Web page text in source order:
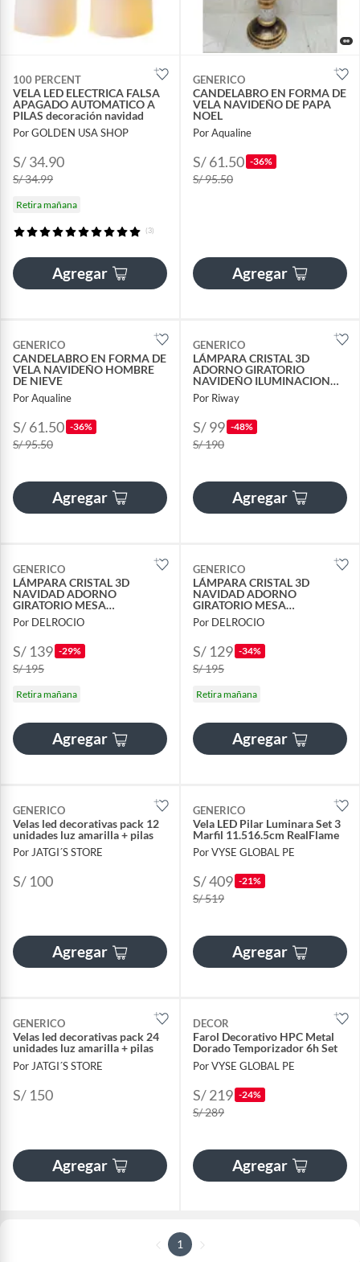
100 PERCENT
VELA LED ELECTRICA FALSA
APAGADO AUTOMATICO A
PILAS decoración navidad
Por GOLDEN USA SHOP
S/ 34.90
S/ 34.99
Retira mañana
(3)
Agregar
GENERICO
CANDELABRO EN FORMA DE
VELA NAVIDEÑO DE PAPA
NOEL
Por Aqualine
S/ 61.50 -36%
S/ 95.50
Agregar
GENERICO
CANDELABRO EN FORMA DE
VELA NAVIDEÑO HOMBRE
DE NIEVE
Por Aqualine
S/ 61.50 -36%
S/ 95.50
Agregar
GENERICO
LÁMPARA CRISTAL 3D
ADORNO GIRATORIO
NAVIDEÑO ILUMINACION
LED USB Y PILAS
Por Riway
S/ 99 -48%
S/ 190
Agregar
GENERICO
LÁMPARA CRISTAL 3D
NAVIDAD ADORNO
GIRATORIO MESA
DECORATIVO ILUMINACION
LED PILAS Y USB
Por DELROCIO
S/ 139 -29%
S/ 195
Retira mañana
Agregar
GENERICO
LÁMPARA CRISTAL 3D
NAVIDAD ADORNO
GIRATORIO MESA
DECORATIVO ILUMINACION
LED PILAS Y USB
Por DELROCIO
S/ 129 -34%
S/ 195
Retira mañana
Agregar
GENERICO
Velas led decorativas pack 12
unidades luz amarilla + pilas
Por JATGI´S STORE
S/ 100
Agregar
GENERICO
Vela LED Pilar Luminara Set 3
Marfil 11.516.5cm RealFlame
Por VYSE GLOBAL PE
S/ 409 -21%
S/ 519
Agregar
GENERICO
Velas led decorativas pack 24
unidades luz amarilla + pilas
Por JATGI´S STORE
S/ 150
Agregar
DECOR
Farol Decorativo HPC Metal
Dorado Temporizador 6h Set
Por VYSE GLOBAL PE
S/ 219 -24%
S/ 289
Agregar
1